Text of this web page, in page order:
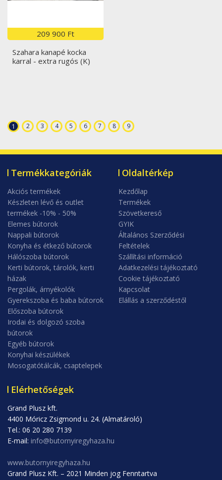
209 900 Ft
Szahara kanapé kocka
karral - extra rugós (K)
1 2 3 4 5 6 7 8 9
Termékkategóriák
Akciós termékek
Készleten lévő és outlet
termékek -10% - 50%
Elemes bútorok
Nappali bútorok
Konyha és étkező bútorok
Hálószoba bútorok
Kerti bútorok, tárolók, kerti
házak
Pergolák, árnyékolók
Gyerekszoba és baba bútorok
Előszoba bútorok
Irodai és dolgozó szoba
bútorok
Egyéb bútorok
Konyhai készülékek
Mosogatótálcák, csaptelepek
Oldaltérkép
Kezdőlap
Termékek
Szövetkereső
GYIK
Általános Szerződési
Feltételek
Szállítási információ
Adatkezelési tájékoztató
Cookie tájékoztató
Kapcsolat
Elállás a szerződéstől
Elérhetőségek
Grand Plusz kft.
4400 Móricz Zsigmond u. 24. (Almatároló)
Tel.: 06 20 280 7139
E-mail: info@butornyiregyhaza.hu
www.butornyiregyhaza.hu
Grand Plusz Kft. – 2021 Minden jog Fenntartva